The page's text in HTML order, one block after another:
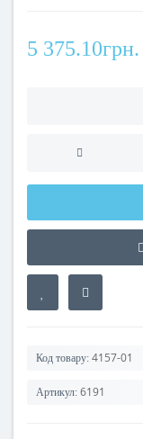
5 375.10грн.
Код товару: 4157-01
Артикул: 6191